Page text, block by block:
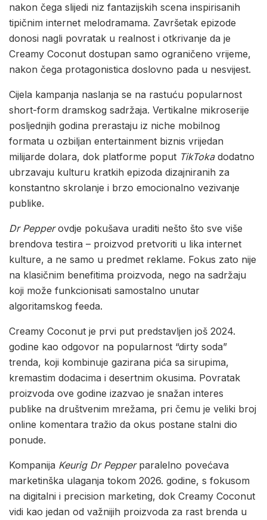
nakon čega slijedi niz fantazijskih scena inspirisanih
tipičnim internet melodramama. Završetak epizode
donosi nagli povratak u realnost i otkrivanje da je
Creamy Coconut dostupan samo ograničeno vrijeme,
nakon čega protagonistica doslovno pada u nesvijest.
Cijela kampanja naslanja se na rastuću popularnost
short-form dramskog sadržaja. Vertikalne mikroserije
posljednjih godina prerastaju iz niche mobilnog
formata u ozbiljan entertainment biznis vrijedan
milijarde dolara, dok platforme poput TikToka dodatno
ubrzavaju kulturu kratkih epizoda dizajniranih za
konstantno skrolanje i brzo emocionalno vezivanje
publike.
Dr Pepperovdje pokušava uraditi nešto što sve više
brendova testira – proizvod pretvoriti u lika internet
kulture, a ne samo u predmet reklame. Fokus zato nije
na klasičnim benefitima proizvoda, nego na sadržaju
koji može funkcionisati samostalno unutar
algoritamskog feeda.
Creamy Coconut je prvi put predstavljen još 2024.
godine kao odgovor na popularnost “dirty soda”
trenda, koji kombinuje gazirana pića sa sirupima,
kremastim dodacima i desertnim okusima. Povratak
proizvoda ove godine izazvao je snažan interes
publike na društvenim mrežama, pri čemu je veliki broj
online komentara tražio da okus postane stalni dio
ponude.
Kompanija Keurig Dr Pepperparalelno povećava
marketinška ulaganja tokom 2026. godine, s fokusom
na digitalni i precision marketing, dok Creamy Coconut
vidi kao jedan od važnijih proizvoda za rast brenda u